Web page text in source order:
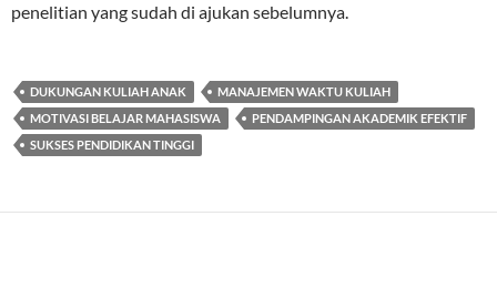
penelitian yang sudah di ajukan sebelumnya.
DUKUNGAN KULIAH ANAK
MANAJEMEN WAKTU KULIAH
MOTIVASI BELAJAR MAHASISWA
PENDAMPINGAN AKADEMIK EFEKTIF
SUKSES PENDIDIKAN TINGGI